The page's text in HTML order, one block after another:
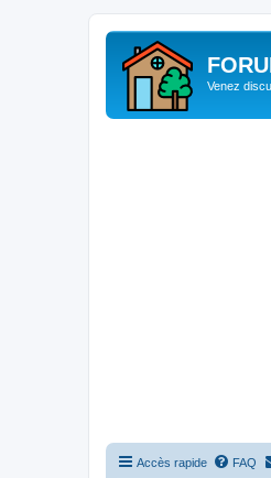
Venez
Accès rapide FAQ